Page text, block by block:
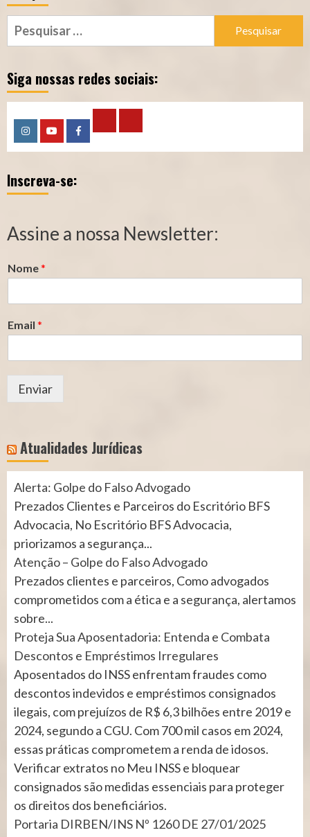
Pesquisar
por:
Siga nossas redes sociais:
InstagramYouTubeFacebook
Calculadora
–
Segurado
Calculadora
–
Contribuição
Inscreva-se:
Assine a nossa Newsletter:
Nome*
Email *
Enviar
Atualidades Jurídicas
Alerta: Golpe do Falso Advogado
Prezados Clientes e Parceiros do Escritório BFS
Advocacia, No Escritório BFS Advocacia,
priorizamos a segurança...
Atenção – Golpe do Falso Advogado
Prezados clientes e parceiros, Como advogados
comprometidos com a ética e a segurança, alertamos
sobre...
Proteja Sua Aposentadoria: Entenda e Combata
Descontos e Empréstimos Irregulares
Aposentados do INSS enfrentam fraudes como
descontos indevidos e empréstimos consignados
ilegais, com prejuízos de R$ 6,3 bilhões entre 2019 e
2024, segundo a CGU. Com 700 mil casos em 2024,
essas práticas comprometem a renda de idosos.
Verificar extratos no Meu INSS e bloquear
consignados são medidas essenciais para proteger
os direitos dos beneficiários.
Portaria DIRBEN/INS Nº 1260 DE 27/01/2025